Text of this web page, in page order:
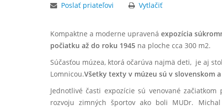
Poslať priateľovi Vytlačiť
Kompaktne a moderne upravená expozícia
počiatku až do roku 1945 na ploche cca 300 m2.
Súčasťou múzea, ktorá očarúva najmä deti, je aj
Lomnicou.Všetky texty v múzeu sú v slovenskom
Jednotlivé časti expozície sú venované
rozvoju zimných športov ako boli MUDr.